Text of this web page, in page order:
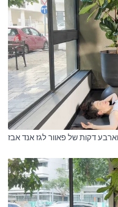
דקות של פאוור לגז אנד אבז